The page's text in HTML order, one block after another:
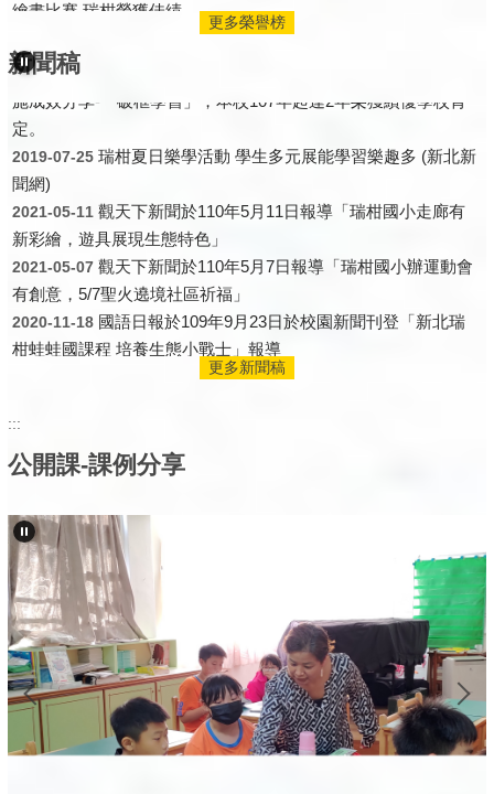
2025-12-01
2025-12-01
2025-12-01
【狂賀】瑞柑國小參加新北市114學年度瑞芳區六年
級田徑交流賽榮獲佳績
【狂賀】瑞柑國小參加新北市114年度國民小學英語
歌曲演唱競賽低年級組榮獲佳績
【狂賀】瑞柑國小參加「2025 全國國小學童潔牙觀
摩活動」榮獲佳績
【狂賀】瑞柑國小參與114學年瑞芳分區三對三籃球
對抗賽表現優異
【狂賀】瑞柑國小國樂社參加113學年度新北市音樂
比賽榮獲優等
術比賽榮獲佳績
級田徑交流賽榮獲佳績
對抗賽表現優異
2024-01-25【狂賀】瑞柑國小參加新北市112年度國民小學英語
歌曲演唱競賽低年級組榮獲東區優等，晉級市賽
2024-01-25【狂賀】瑞柑國小參加112學年度新北市東區學生美
術比賽榮獲佳績
更多榮譽榜
新聞稿
瑞柑國小寒假不無聊」
新北市教育電子報第281期刊登本校教育實驗課程實
施成效分享-「破框學習」，本校107年起連2年榮獲績優學校肯
2019-07-25
聞網)
2021-05-11
新彩繪，遊具展現生態特色」
2021-05-07觀天下新聞於110年5月7日報導「瑞柑國小辦運動會
有創意，5/7聖火遶境社區祈福」
2020-11-18國語日報於109年9月23日於校園新聞刊登「新北瑞
柑蛙蛙國課程 培養生態小戰士」報導
2020-09-25新北教育實驗課程打開學習新視野 瑞柑國小培育
ASKER娃(國立教育廣播電臺)更多新聞稿
:::
公開課-課例分享